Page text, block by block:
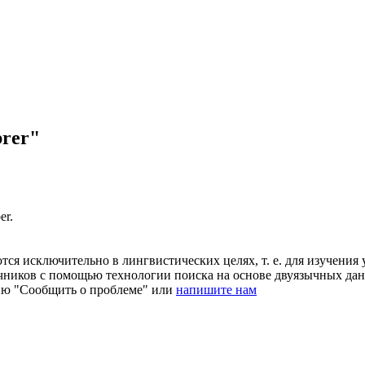
.
исключительно в лингвистических целях, т. е. для
с помощью технологии поиска на основе двуязычных
"Сообщить о проблеме" или напишите нам